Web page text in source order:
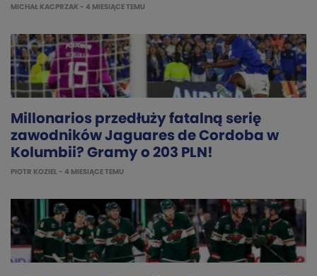
MICHAŁ KACPRZAK - 4 MIESIĄCE TEMU
Millonarios przedłuży fatalną serię
zawodników Jaguares de Cordoba w
Kolumbii? Gramy o 203 PLN!
PIOTR KOZIEL - 4 MIESIĄCE TEMU